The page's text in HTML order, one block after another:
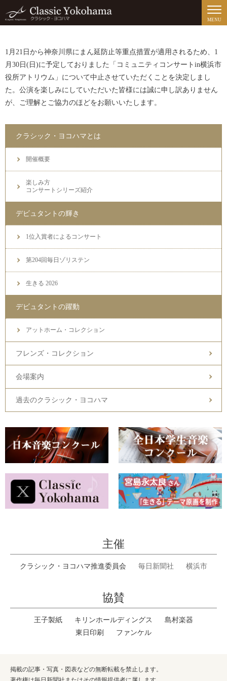
MENU
1月21日から神奈川県にまん延防止等重点措置が適用されるため、1
月30日(日)に予定しておりました「コミュニティコンサート in横浜市
役所アトリウム」について中止させていただくことを決定しまし
た。公演を楽しみにしていただいた皆様には誠に申し訳ありません
が、ご理解とご協力のほどをお願いいたします。
クラシック・ヨコハマとは
開催概要
楽しみ方
コンサートシリーズ紹介
デビュタントの輝き
1位入賞者によるコンサート
第204回毎日ゾリステン
生きる 2026
デビュタントの躍動
アットホーム・コレクション
フレンズ・コレクション
会場案内
過去のクラシック・ヨコハマ
主催
クラシック・ヨコハマ推進委員会 毎日新聞社 横浜市
協賛
王子製紙 キリンホールディングス
島村楽器
東日印刷
ファンケル
掲載の記事・写真・図表などの無断転載を禁止します。